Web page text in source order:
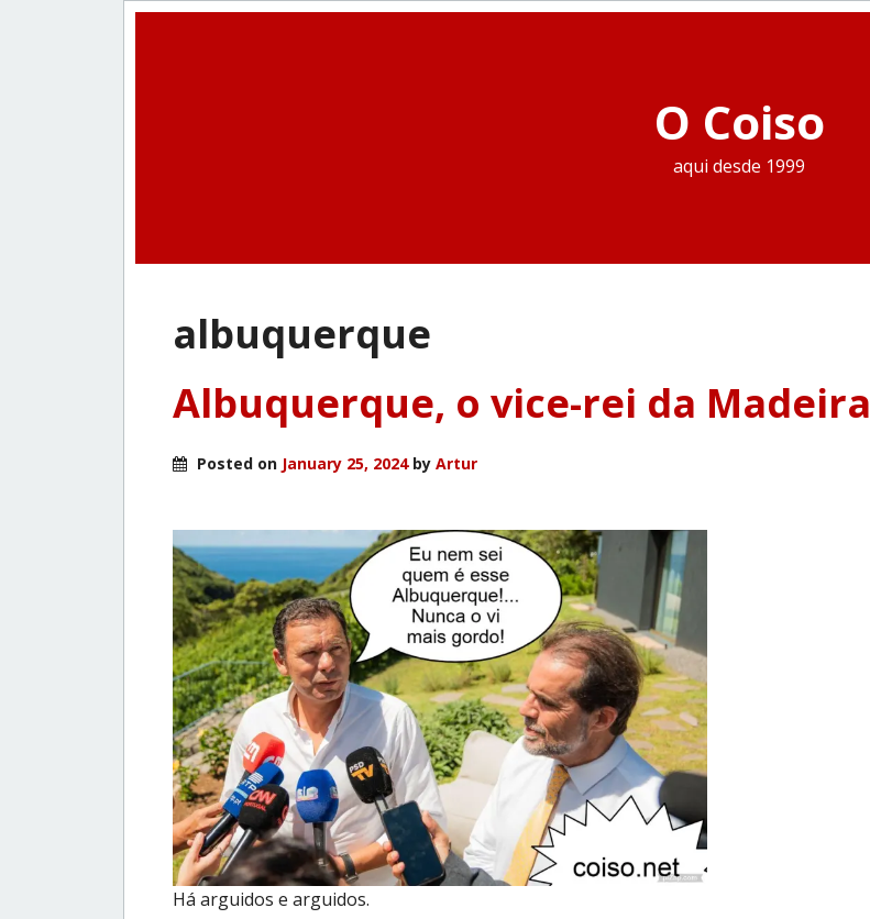
O Coiso
aqui desde 1999
albuquerque
Albuquerque, o vice-rei da Madeira
Posted on January 25, 2024by Artur
Há arguidos e arguidos.